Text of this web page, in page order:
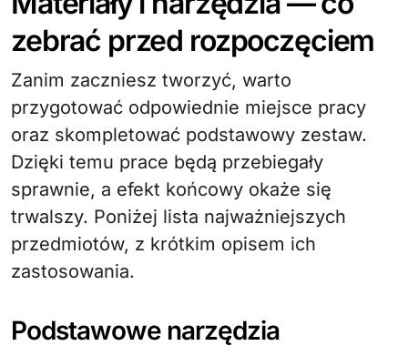
zebrać przed rozpoczęciem
Zanim zaczniesz tworzyć, warto
przygotować odpowiednie miejsce pracy
oraz skompletować podstawowy zestaw.
Dzięki temu prace będą przebiegały
sprawnie, a efekt końcowy okaże się
trwalszy. Poniżej lista najważniejszych
przedmiotów, z krótkim opisem ich
zastosowania.
Podstawowe narzędzia